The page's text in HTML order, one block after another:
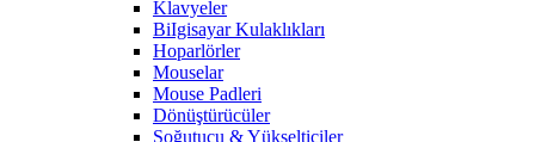
Klavyeler
BiIgisayar Kulaklıkları
Hoparlörler
Mouselar
Mouse Padleri
Dönüştürücüler
Soğutucu & Yükselticiler